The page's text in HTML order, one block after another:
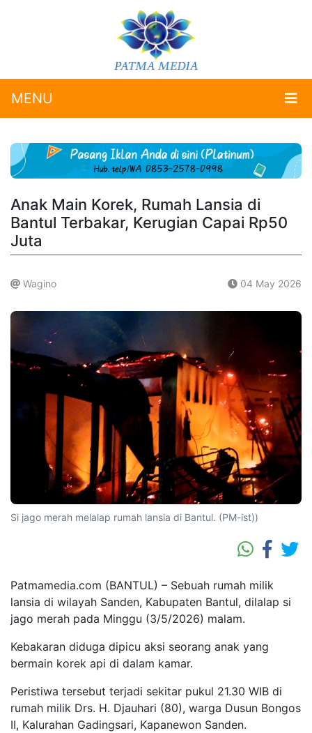
MENU
Anak Main Korek, Rumah Lansia di
Bantul Terbakar, Kerugian Capai Rp50
Juta
Wagino 04 May 2026
Si jago merah melalap rumah lansia di Bantul. (PM-ist))
Patmamedia.com (BANTUL) – Sebuah rumah milik
lansia di wilayah Sanden, Kabupaten Bantul, dilalap si
jago merah pada Minggu (3/5/2026) malam.
Kebakaran diduga dipicu aksi seorang anak yang
bermain korek api di dalam kamar.
Peristiwa tersebut terjadi sekitar pukul 21.30 WIB di
rumah milik Drs. H. Djauhari (80), warga Dusun Bongos
II, Kalurahan Gadingsari, Kapanewon Sanden.